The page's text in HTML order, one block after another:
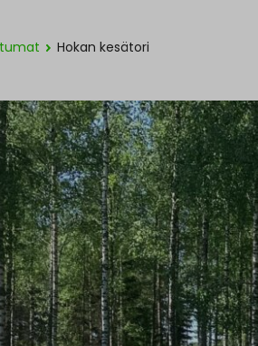
Hokan kesätori